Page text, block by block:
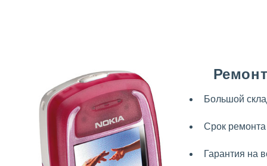
Большой
Срок
Гарантия на